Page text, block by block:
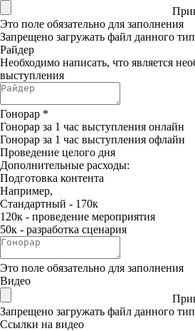
Это поле обязательно для заполнения
Запрещено загружать файл данного
Райдер
Необходимо написать, что является
выступления
Гонорар *
Гонорар за 1 час выступления онлайн
Гонорар за 1 час выступления офлайн
Проведение целого дня
Дополнительные расходы:
Подготовка контента
Например,
Стандартный - 170к
120к - проведение мероприятия
50к - разработка сценария
Это поле обязательно для заполнения
Видео
Запрещено загружать файл данного
Ссылки на видео